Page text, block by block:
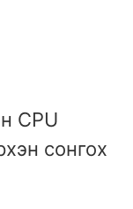
CPU
сонгох